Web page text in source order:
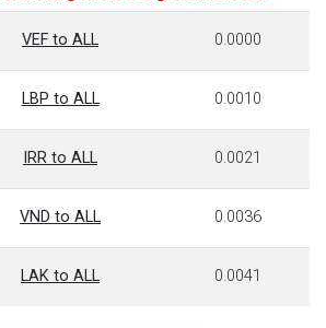
VEF to ALL 0.0000
LBP to ALL 0.0010
IRR to ALL 0.0021
VND to ALL 0.0036
LAK to ALL 0.0041